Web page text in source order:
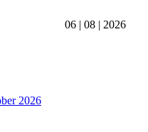
06 | 08 | 2026
2026